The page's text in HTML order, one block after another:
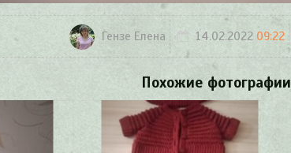
Гензе Елена 14.02.2022 09:22
Похожие фотографии